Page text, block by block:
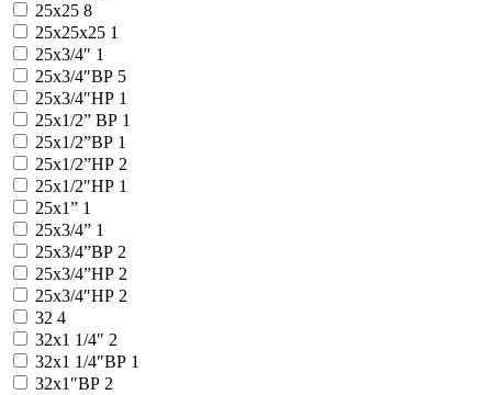
25x25 8
25x25x25 1
25x3/4″ 1
25x3/4″ВР 5
25x3/4″НР 1
25х1/2” ВР 1
25х1/2”ВР 1
25х1/2”НР 2
25х1/2″НР 1
25х1” 1
25х3/4” 1
25х3/4”ВР 2
25х3/4”НР 2
25х3/4″НР 2
32 4
32x1 1/4″ 2
32x1 1/4″ВР 1
32x1″ВР 2